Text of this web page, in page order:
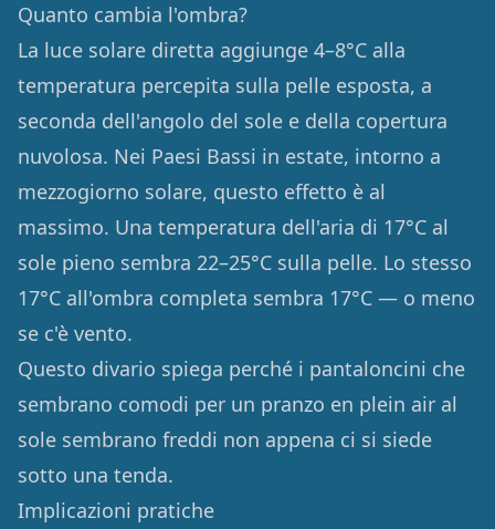
Quanto cambia l'ombra?
La luce solare diretta aggiunge 4–8°C alla
temperatura percepita sulla pelle esposta, a
seconda dell'angolo del sole e della copertura
nuvolosa. Nei Paesi Bassi in estate, intorno a
mezzogiorno solare, questo effetto è al
massimo. Una temperatura dell'aria di 17°C al
sole pieno sembra 22–25°C sulla pelle. Lo stesso
17°C all'ombra completa sembra 17°C — o meno
se c'è vento.
Questo divario spiega perché i pantaloncini che
sembrano comodi per un pranzo en plein air al
sole sembrano freddi non appena ci si siede
sotto una tenda.
Implicazioni pratiche